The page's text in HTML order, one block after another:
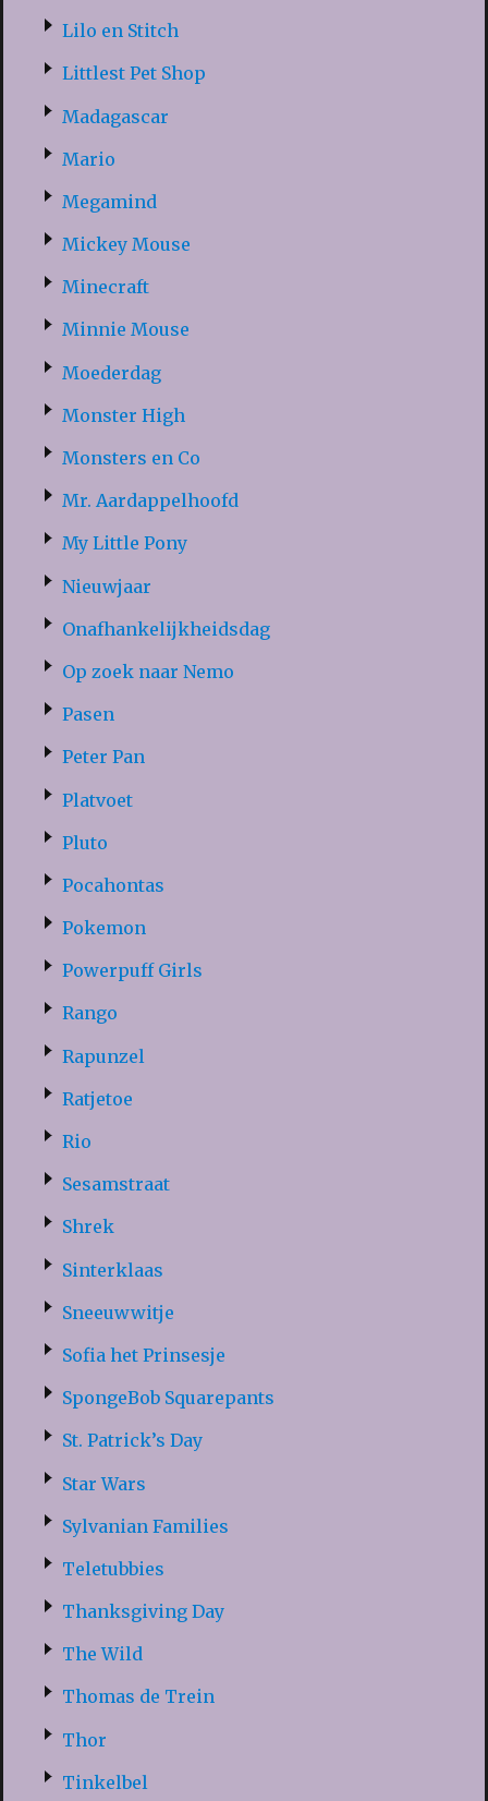
Lilo en Stitch
Littlest Pet Shop
Madagascar
Mario
Megamind
Mickey Mouse
Minecraft
Minnie Mouse
Moederdag
Monster High
Monsters en Co
Mr. Aardappelhoofd
My Little Pony
Nieuwjaar
Onafhankelijkheidsdag
Op zoek naar Nemo
Pasen
Peter Pan
Platvoet
Pluto
Pocahontas
Pokemon
Powerpuff Girls
Rango
Rapunzel
Ratjetoe
Rio
Sesamstraat
Shrek
Sinterklaas
Sneeuwwitje
Sofia het Prinsesje
SpongeBob Squarepants
St. Patrick’s Day
Star Wars
Sylvanian Families
Teletubbies
Thanksgiving Day
The Wild
Thomas de Trein
Thor
Tinkelbel